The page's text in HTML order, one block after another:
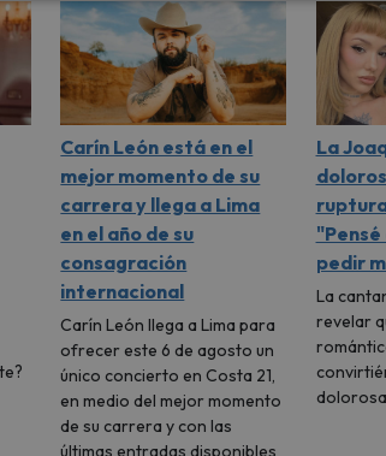
Carín León está en el
mejor momento de su
carrera y llega a Lima
en el año de su
consagración
internacional
Carín León llega a Lima para
ofrecer este 6 de agosto un
único concierto en Costa 21,
en medio del mejor momento
de su carrera y con las
últimas entradas disponibles
La
"Pensé
pedir
La
revelar